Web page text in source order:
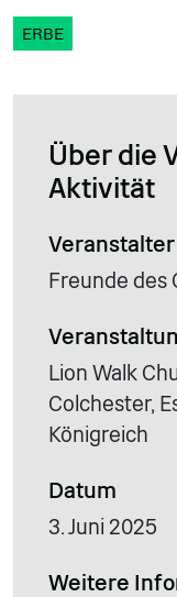
ERBE
Über die
Aktivität
Veranstalter
Freunde des
Lion Walk
Colchester,
Königreich
Datum
3. Juni 2025
Weitere